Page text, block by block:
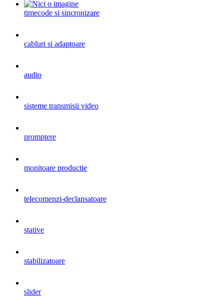
timecode si sincronizare
cabluri si adaptoare
audio
sisteme transmisii video
promptere
monitoare productie
telecomenzi-declansatoare
stative
stabilizatoare
slider